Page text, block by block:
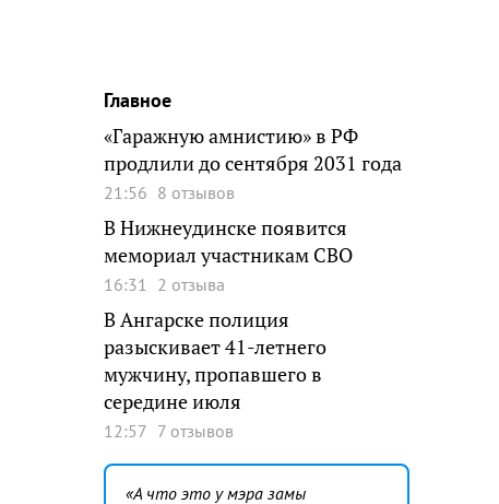
Главное
«Гаражную амнистию» в РФ
продлили до сентября 2031 года
21:56 8 отзывов
В Нижнеудинске появится
мемориал участникам СВО
16:31 2 отзыва
В Ангарске полиция
разыскивает 41-летнего
мужчину, пропавшего в
середине июля
12:57 7 отзывов
А что это у мэра замы